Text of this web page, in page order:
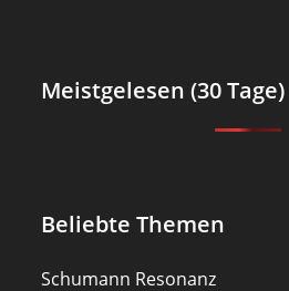
Meistgelesen (30 Tage)
Beliebte Themen
Schumann Resonanz